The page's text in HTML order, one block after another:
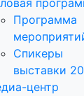
Программа
Спикеры
выставки
центр